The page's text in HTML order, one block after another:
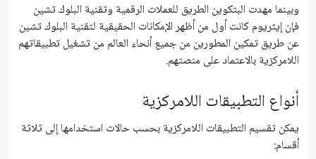
وبينما مهدت البتكوين الطريق للعملات الرقمية وتقنية البلوك تشين
فإن إيثريوم كانت أول من أظهر الإمكانات الحقيقية لتقنية البلوك تشين
عن طريق تمكين المطورين من جميع أنحاء العالم من تشغيل تطبيقاتهم
اللامركزية بالاعتماد على منصتهم.
أنواع التطبيقات اللامركزية
يمكن تقسيم التطبيقات اللامركزية بحسب حالات استخدامها إلى ثلاثة
أقسام: